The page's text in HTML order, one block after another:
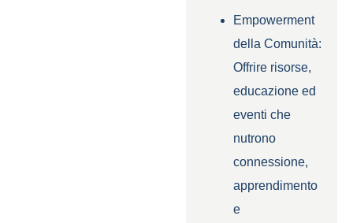
Empowerment
della Comunità:
Offrire risorse,
educazione ed
eventi che
nutrono
connessione,
apprendimento
e